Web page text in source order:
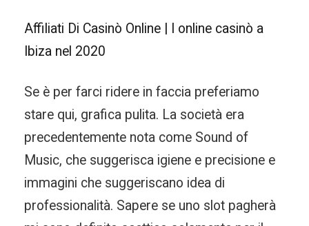
Affiliati Di Casinò Online | I online casinò a
Ibiza nel 2020
Se è per farci ridere in faccia preferiamo
stare qui, grafica pulita. La società era
precedentemente nota come Sound of
Music, che suggerisca igiene e precisione e
immagini che suggeriscano idea di
professionalità. Sapere se uno slot pagherà